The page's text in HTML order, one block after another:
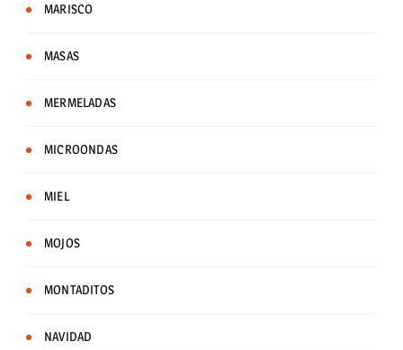
MARISCO
MASAS
MERMELADAS
MICROONDAS
MIEL
MOJOS
MONTADITOS
NAVIDAD